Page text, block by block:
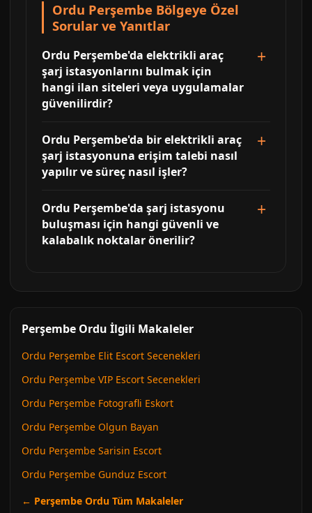
Ordu Perşembe Bölgeye Özel
Sorular ve Yanıtlar
Ordu Perşembe'da elektrikli araç
şarj istasyonlarını bulmak için
hangi ilan siteleri veya uygulamalar
güvenilirdir?
Ordu Perşembe'da bir elektrikli araç
şarj istasyonuna erişim talebi nasıl
yapılır ve süreç nasıl işler?
Ordu Perşembe'da şarj istasyonu
buluşması için hangi güvenli ve
kalabalık noktalar önerilir?
Perşembe Ordu İlgili Makaleler
Ordu Perşembe Elit Escort Secenekleri
Ordu Perşembe VIP Escort Secenekleri
Ordu Perşembe Fotografli Eskort
Ordu Perşembe Olgun Bayan
Ordu Perşembe Sarisin Escort
Ordu Perşembe Gunduz Escort
← Perşembe Ordu Tüm Makaleler